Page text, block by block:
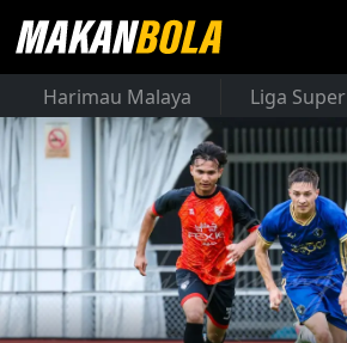
Harimau Malaya Liga Super